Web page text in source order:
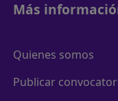
Más
Quienes somos
Publicar